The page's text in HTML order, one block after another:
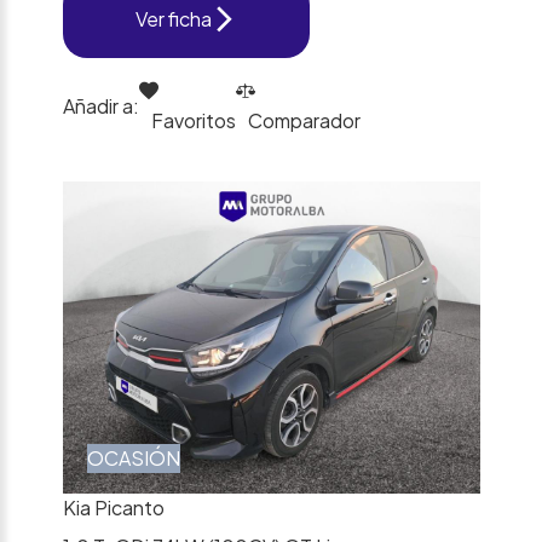
Ver ficha
Añadir a:
Favoritos Comparador
OCASIÓN
Kia Picanto